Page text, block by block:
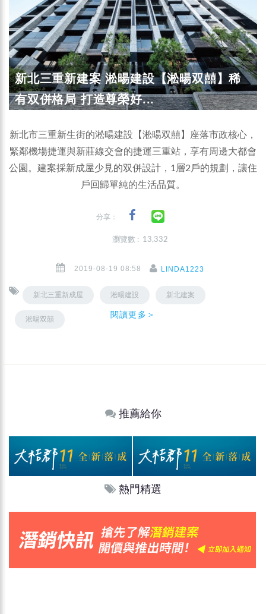
新北三重新建案 淞暘建設【淞暘双囍】稀
有双併格局 打造尊榮好...
新北市三重新生街的淞暘建設【淞暘双囍】座落市政核心，
緊鄰機場捷運與新莊線交會的捷運三重站，享有周邊大都會
公園。建案採新成屋少見的双併設計，1層2戶的規劃，讓住
戶回歸單純的生活品質。
分享：
瀏覽數 : 13,332
2019-08-19 08:58 LINDA1223
新北三重新成屋 淞暘建設 新北建案
淞暘双囍 閱讀更多＞
推薦給你
熱門精選